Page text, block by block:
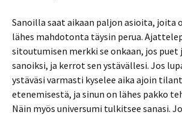
Sanoilla saat aikaan paljon asioita, joita
lähes mahdotonta täysin perua.
sitoutumisen merkki se onkaan, jos puet
sanoiksi, ja kerrot sen ystävällesi. Jos
ystäväsi varmasti kyselee aika ajoin
etenemisestä, ja sinun on lähes pakko
Näin myös universumi tulkitsee sanasi.